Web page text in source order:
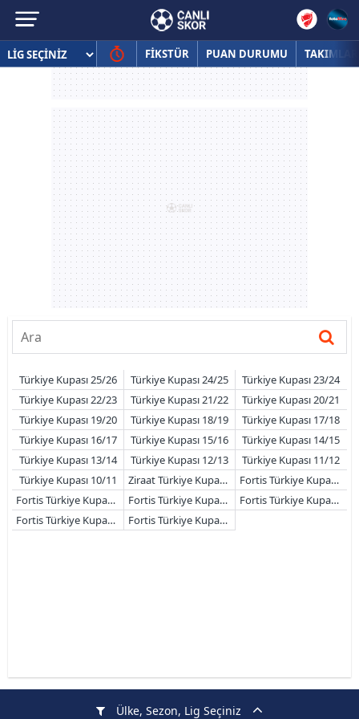
FİKSTÜR PUAN DURUMU TAKIMLAR
Ülke, Sezon, Lig Seçiniz
Türkiye Kupası 25/26 Türkiye Kupası 24/25
Türkiye Kupası 23/24
Türkiye Kupası 22/23
Türkiye Kupası 21/22
Türkiye Kupası 20/21
Türkiye Kupası 19/20
Türkiye Kupası 18/19
Türkiye Kupası 17/18
Türkiye Kupası 16/17
Türkiye Kupası 15/16
Türkiye Kupası 14/15
Türkiye Kupası 13/14
Türkiye Kupası 12/13
Türkiye Kupası 11/12
Türkiye Kupası 10/11
Ziraat Türkiye Kupası 09/10
Fortis Türkiye Kupası 08/09
Fortis Türkiye Kupası 07/08
Fortis Türkiye Kupası 06/07
Fortis Türkiye Kupası 05/06
Fortis Türkiye Kupası 04/05
Fortis Türkiye Kupası 03/04